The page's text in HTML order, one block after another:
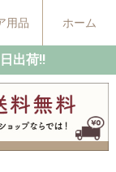
用品 ホーム
出荷!!